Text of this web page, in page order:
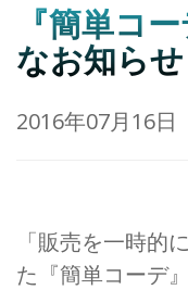
『簡単コ
なお知らせ
2016年07月16日
「販売を一時的
た『簡単コーデ